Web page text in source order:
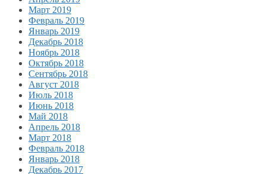
Март 2019
Февраль 2019
Январь 2019
Декабрь 2018
Ноябрь 2018
Октябрь 2018
Сентябрь 2018
Август 2018
Июль 2018
Июнь 2018
Май 2018
Апрель 2018
Март 2018
Февраль 2018
Январь 2018
Декабрь 2017